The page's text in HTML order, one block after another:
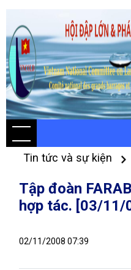
Tin tức và sự kiện
Tập đoàn
hợp tác. [03/11/
02/11/2008 07:39